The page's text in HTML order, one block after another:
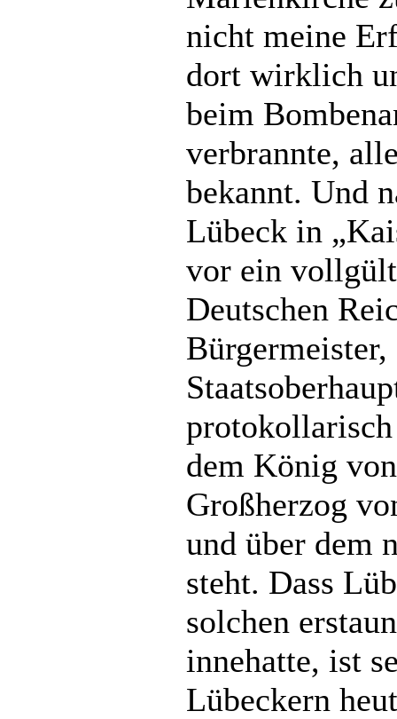
nicht meine
dort wirklich
beim
verbrannte,
bekannt. Und
Lübeck in
vor ein
Deutschen
dem König
Großherzog
und über dem
steht. Dass
solchen
innehatte, ist
Lübeckern